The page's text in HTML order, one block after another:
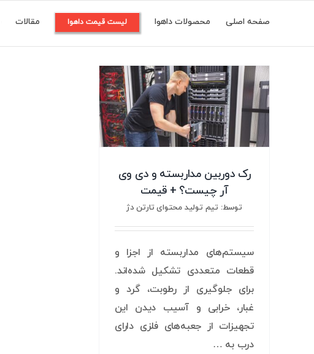
content
صفحه اصلی محصولات داهوا لیست قیمت داهوا مقالات
رک دوربین مداربسته و دی وی
آر چیست؟ + قیمت
توسط: تیم تولید محتوای تارتن دژ
سیستم‌های مداربسته از اجزا و
قطعات متعددی تشکیل شده‌اند.
برای جلوگیری از رطوبت، گرد و
غبار، خرابی و آسیب دیدن این
تجهیزات از جعبه‌های فلزی دارای
درب به …